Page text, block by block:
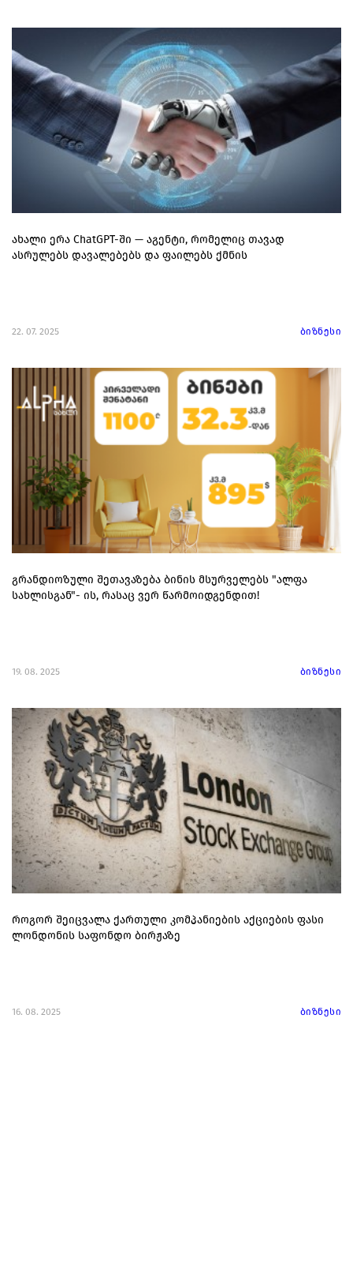
ახალი ერა ChatGPT-ში — აგენტი, რომელიც თავად
ასრულებს დავალებებს და ფაილებს ქმნის
22. 07. 2025 ბიზნესი
გრანდიოზული შეთავაზება ბინის მსურველებს "ალფა
სახლისგან"- ის, რასაც ვერ წარმოიდგენდით!
19. 08. 2025 ბიზნესი
როგორ შეიცვალა ქართული კომპანიების აქციების ფასი
ლონდონის საფონდო ბირჟაზე
16. 08. 2025 ბიზნესი